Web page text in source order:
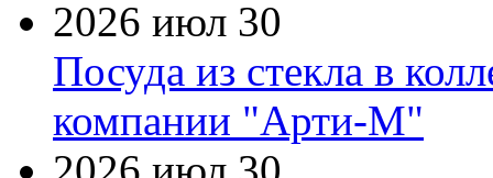
2026 июл 30
Посуда из стекла в
компании "Арти-М"